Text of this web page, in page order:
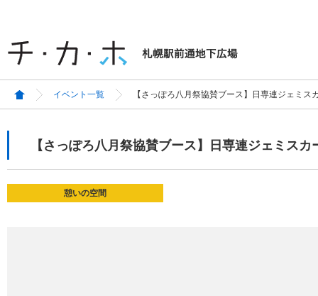
イベント一覧 【さっぽろ八月祭協賛ブース】日専連ジェミス
【さっぽろ八月祭協賛ブース】日専連ジェミスカ
憩いの空間